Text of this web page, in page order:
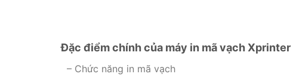
Đặc điểm chính của máy in mã vạch
– Chức năng in mã vạch